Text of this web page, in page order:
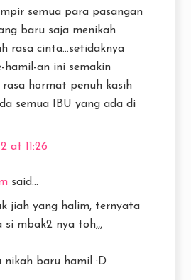
semua para pasangan
baru saja menikah
rasa cinta...setidaknya
hamil-an ini semakin
hormat penuh kasih
semua IBU yang ada di
at 11:26
said...
jiah yang halim, ternyata
si mbak2 nya toh,,,
nikah baru hamil :D